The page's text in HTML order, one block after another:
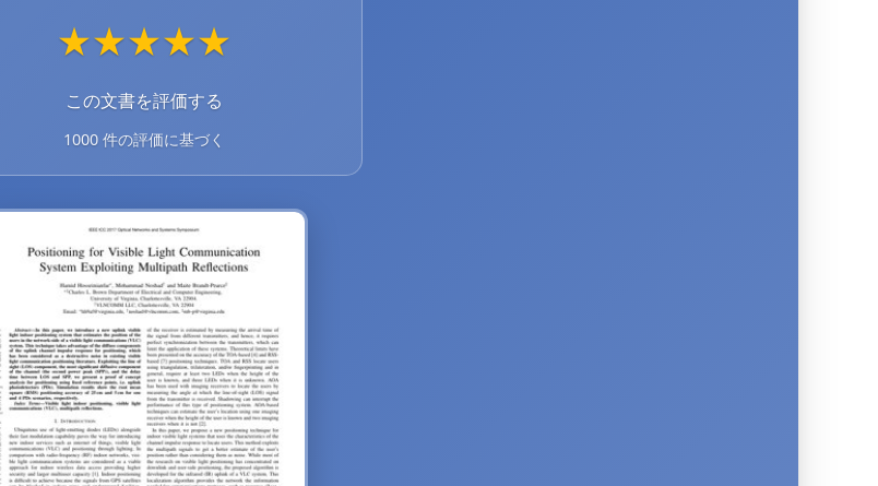
★★★★★
この文書を評価する
1000 件の評価に基づく